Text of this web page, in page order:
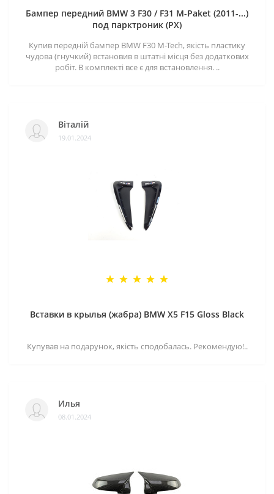
Бампер передний BMW 3 F30 / F31 M-Paket (2011-...)
под парктроник (PX)
Купив передній бампер BMW F30 M-Tech, якість пластику
чудова (гнучкий) встановив в штатні місця без додаткових
робіт. В комплекті все є для встановлення. ..
Віталій
19.01.2024
Вставки в крылья (жабра) BMW X5 F15 Gloss Black
Купував на подарунок, якість сподобалась. Рекомендую!..
Илья
08.01.2024